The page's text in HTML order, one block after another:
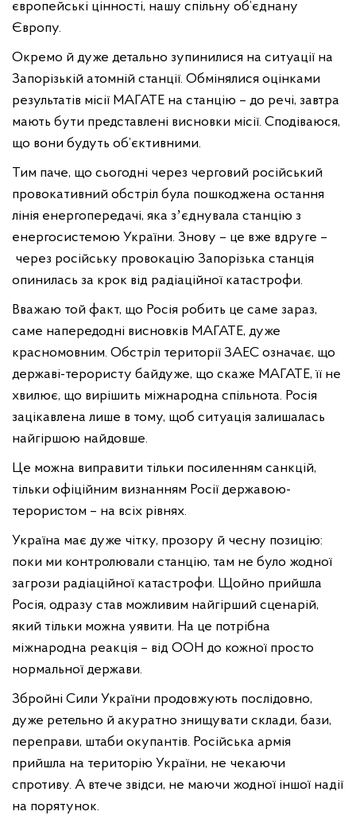
європейські цінності, нашу спільну об’єднану
Європу.
Окремо й дуже детально зупинилися на ситуації на
Запорізькій атомній станції. Обмінялися оцінками
результатів місії МАГАТЕ на станцію – до речі, завтра
мають бути представлені висновки місії. Сподіваюся,
що вони будуть об’єктивними.
Тим паче, що сьогодні через черговий російський
провокативний обстріл була пошкоджена остання
лінія енергопередачі, яка зʼєднувала станцію з
енергосистемою України. Знову – це вже вдруге –
через російську провокацію Запорізька станція
опинилась за крок від радіаційної катастрофи.
Вважаю той факт, що Росія робить це саме зараз,
саме напередодні висновків МАГАТЕ, дуже
красномовним. Обстріл території ЗАЕС означає, що
державі-терористу байдуже, що скаже МАГАТЕ, її не
хвилює, що вирішить міжнародна спільнота. Росія
зацікавлена лише в тому, щоб ситуація залишалась
найгіршою найдовше.
Це можна виправити тільки посиленням санкцій,
тільки офіційним визнанням Росії державою-
терористом – на всіх рівнях.
Україна має дуже чітку, прозору й чесну позицію:
поки ми контролювали станцію, там не було жодної
загрози радіаційної катастрофи. Щойно прийшла
Росія, одразу став можливим найгірший сценарій,
який тільки можна уявити. На це потрібна
міжнародна реакція – від ООН до кожної просто
нормальної держави.
Збройні Сили України продовжують послідовно,
дуже ретельно й акуратно знищувати склади, бази,
переправи, штаби окупантів. Російська армія
прийшла на територію України, не чекаючи
спротиву. А втече звідси, не маючи жодної іншої надії
на порятунок.